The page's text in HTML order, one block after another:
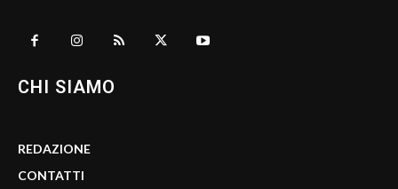
CHI SIAMO
REDAZIONE
CONTATTI